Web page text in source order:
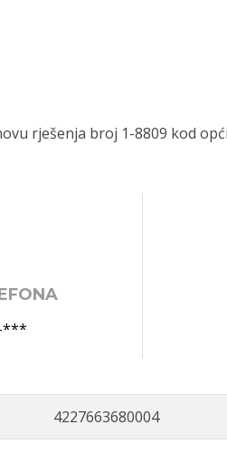
rješenja broj 1-8809 kod
4227663680004